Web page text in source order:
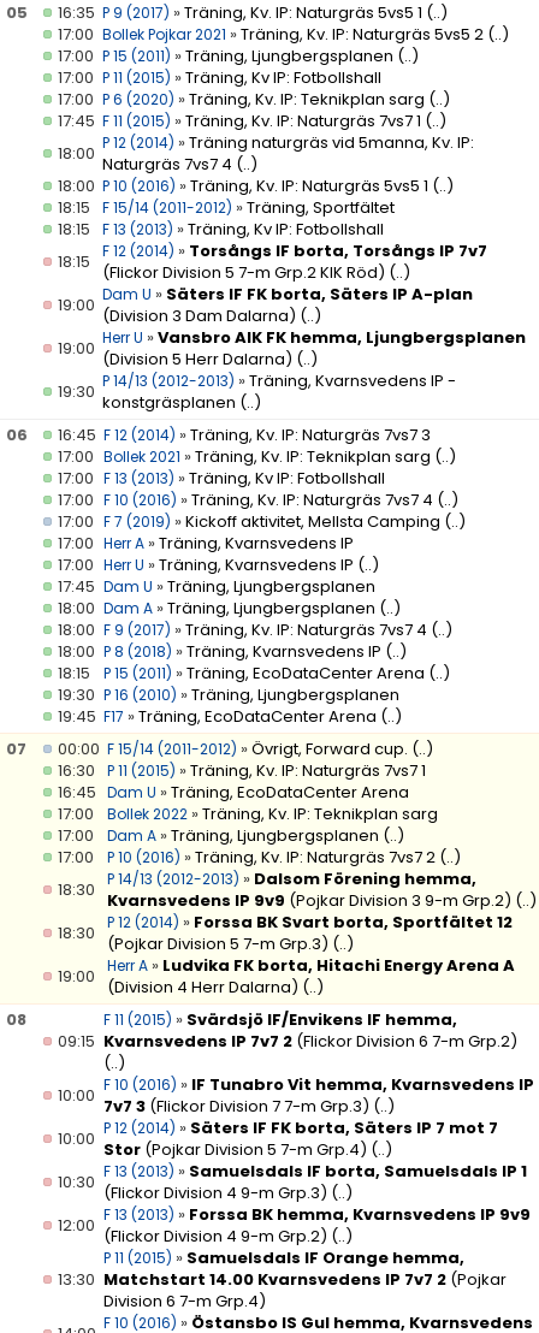
05
16:35 P 9 (2017) »Träning, Kv. IP: Naturgräs 5vs5 1 (..)
17:00 Bollek Pojkar 2021 »Träning, Kv. IP: Naturgräs 5vs5 2 (..)
17:00 P 15 (2011) »Träning, Ljungbergsplanen (..)
17:00 P 11 (2015) »Träning, Kv IP: Fotbollshall
17:00 P 6 (2020) »Träning, Kv. IP: Teknikplan sarg (..)
17:45 F 11 (2015) »Träning, Kv. IP: Naturgräs 7vs7 1 (..)
18:00 P 12 (2014) »Träning naturgräs vid 5manna, Kv. IP:
Naturgräs 7vs7 4 (..)
18:00 P 10 (2016) »Träning, Kv. IP: Naturgräs 5vs5 1 (..)
18:15
F 15/14 (2011-2012) »Träning, Sportfältet
18:15
F 13 (2013) »Träning, Kv IP: Fotbollshall
18:15
F 12 (2014) » Torsångs IF borta, Torsångs IP 7v7
(Flickor Division 5 7-m Grp.2 KIK Röd) (..)
19:00 Dam U » Säters IF FK borta, Säters IP A-plan
(Division 3 Dam Dalarna) (..)
19:00 Herr U »Vansbro AIK FK hemma, Ljungbergsplanen
(Division 5 Herr Dalarna) (..)
19:30 P 14/13 (2012-2013) »Träning, Kvarnsvedens IP -
konstgräsplanen (..)
06
16:45 F 12 (2014) »Träning, Kv. IP: Naturgräs 7vs7 3
17:00 Bollek 2021 »Träning, Kv. IP: Teknikplan sarg (..)
17:00 F 13 (2013) »Träning, Kv IP: Fotbollshall
17:00 F 10 (2016) »Träning, Kv. IP: Naturgräs 7vs7 4 (..)
17:00 F 7 (2019) »Kickoff aktivitet, Mellsta Camping (..)
17:00 Herr A »Träning, Kvarnsvedens IP
17:00 Herr U »Träning, Kvarnsvedens IP (..)
17:45 Dam U »Träning, Ljungbergsplanen
18:00 Dam A »Träning, Ljungbergsplanen (..)
18:00 F 9 (2017) »Träning, Kv. IP: Naturgräs 7vs7 4 (..)
18:00 P 8 (2018) »Träning, Kvarnsvedens IP (..)
18:15
P 15 (2011) »Träning, EcoDataCenter Arena (..)
19:30 P 16 (2010) »Träning, Ljungbergsplanen
19:45 F17 »Träning, EcoDataCenter Arena (..)
07
00:00 F 15/14 (2011-2012) »Övrigt, Forward cup. (..)
16:30
P 11 (2015) »Träning, Kv. IP: Naturgräs 7vs7 1
16:45 Dam U »Träning, EcoDataCenter Arena
17:00
Bollek 2022 »Träning, Kv. IP: Teknikplan sarg
17:00
Dam A »Träning, Ljungbergsplanen (..)
17:00
P 10 (2016) »Träning, Kv. IP: Naturgräs 7vs7 2 (..)
18:30
P 14/13 (2012-2013) » Dalsom Förening hemma,
Kvarnsvedens IP 9v9 (Pojkar Division 3 9-m Grp.2) (..)
18:30
P 12 (2014) » Forssa BK Svart borta, Sportfältet 12
(Pojkar Division 5 7-m Grp.3) (..)
19:00
Herr A » Ludvika FK borta, Hitachi Energy Arena A
(Division 4 Herr Dalarna) (..)
08
09:15
F 11 (2015) » Svärdsjö IF/Envikens IF hemma,
Kvarnsvedens IP 7v7 2 (Flickor Division 6 7-m Grp.2)
(..)
10:00 F 10 (2016) » IF Tunabro Vit hemma, Kvarnsvedens IP
7v7 3 (Flickor Division 7 7-m Grp.3) (..)
10:00 P 12 (2014) » Säters IF FK borta, Säters IP 7 mot 7
Stor (Pojkar Division 5 7-m Grp.4) (..)
10:30 F 13 (2013) » Samuelsdals IF borta, Samuelsdals IP 1
(Flickor Division 4 9-m Grp.3) (..)
12:00 F 13 (2013) » Forssa BK hemma, Kvarnsvedens IP 9v9
(Flickor Division 4 9-m Grp.2) (..)
13:30
P 11 (2015) » Samuelsdals IF Orange hemma,
Matchstart 14.00 Kvarnsvedens IP 7v7 2 (Pojkar
Division 6 7-m Grp.4)
F 10 (2016) » Östansbo IS Gul hemma, Kvarnsvedens